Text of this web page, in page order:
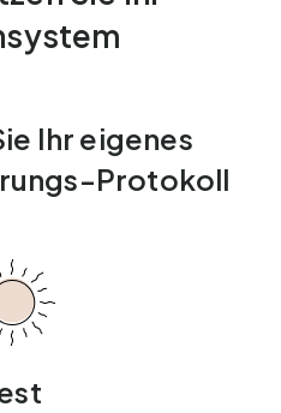
Ihr eigenes
Protokoll